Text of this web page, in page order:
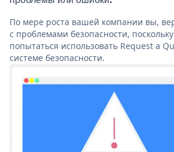
По мере роста вашей компании вы,
с проблемами безопасности,
попытаться использовать Request a
системе безопасности.